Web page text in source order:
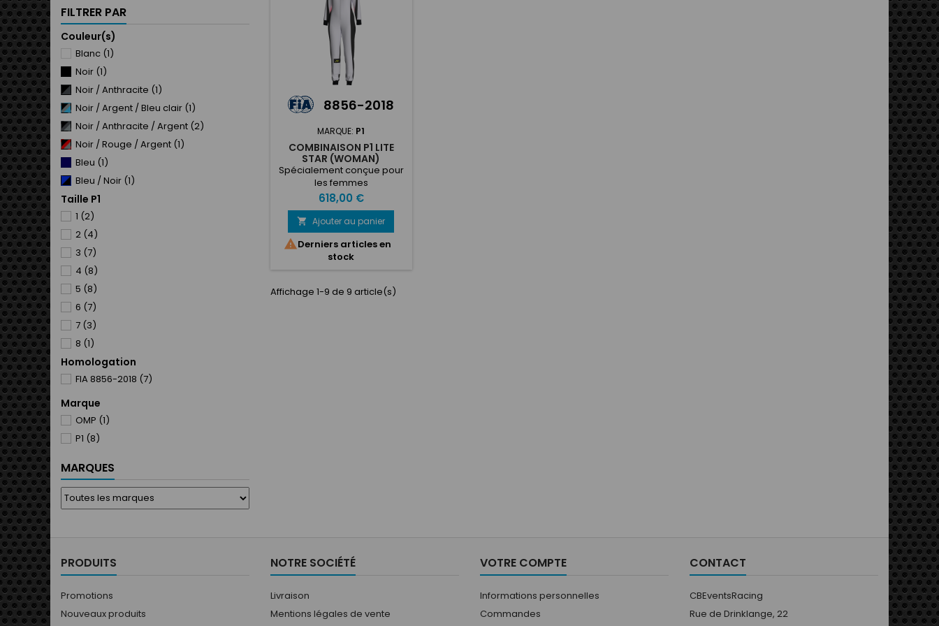
FILTRER PAR
Couleur(s)
Blanc (1)
Noir (1)
Noir / Anthracite (1)
Noir / Argent / Bleu clair (1)
Noir / Anthracite / Argent (2)
Noir / Rouge / Argent (1)
Bleu (1)
Bleu / Noir (1)
Bleu marine / Argent / Jaune
Bleu / Argent / Anthracite
Rouge / Bleu royal / Blanc
Gris / Anthracite
Anthracite / Argent / Orange
Anthracite / Gris / Jaune
Argent / Rouge / Anthracite
Silver
Bleu Royal
Bleu Ciel - PANTONE 297 C
Taille P1
1 (2)
2 (4)
3 (7)
4 (8)
5 (8)
6 (7)
7 (3)
8 (1)
Comfort Fit 4(1)
Comfort Fit 5(1)
Comfort Fit 6
Comfort Fit 7
Comfort Fit 8
Homologation
FIA 8856-2018 (7)
Marque
OMP (1)
P1 (8)
MARQUES
copilote amovible
8856-2018
MARQUE: P1
COMBINAISON P1 LITE
STAR (WOMAN)
Spécialement conçue pour
les femmes
Prix
618,00 €
 Ajouter au panier
Derniers articles en
stock
Affichage 1-9 de 9 article(s)
PRODUITS
Promotions
Nouveaux produits
NOTRE SOCIÉTÉ
Livraison
Mentions légales de vente
VOTRE COMPTE
Informations personnelles
Commandes
CONTACT
CBEventsRacing
Rue de Drinklange, 22